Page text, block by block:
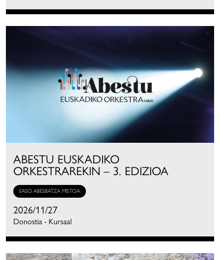
ABESTU EUSKADIKO
ORKESTRAREKIN – 3. EDIZIOA
EASO ABESBATZA MISTOA
2026/11/27
Donostia - Kursaal